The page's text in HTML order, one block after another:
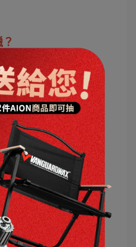
放場所的不同
相同
多行駛於少汙染環
打一次蠟即可
由於風吹日曬雨
次蠟